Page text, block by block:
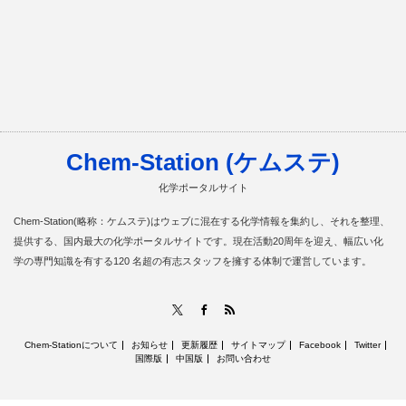
Chem-Station (ケムステ)
化学ポータルサイト
Chem-Station(略称：ケムステ)はウェブに混在する化学情報を集約し、それを整理、
提供する、国内最大の化学ポータルサイトです。現在活動20周年を迎え、幅広い化
学の専門知識を有する120 名超の有志スタッフを擁する体制で運営しています。
Facebook
Chem-Stationについて お知らせ 更新履歴 サイトマップ Facebook
Twitter
国際版
中国版 お問い合わせ